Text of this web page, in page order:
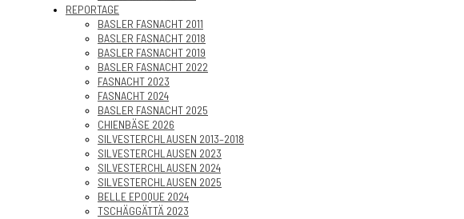
REPORTAGE
BASLER FASNACHT 2011
BASLER FASNACHT 2018
BASLER FASNACHT 2019
BASLER FASNACHT 2022
FASNACHT 2023
FASNACHT 2024
BASLER FASNACHT 2025
CHIENBÄSE 2026
SILVESTERCHLAUSEN 2013–2018
SILVESTERCHLAUSEN 2023
SILVESTERCHLAUSEN 2024
SILVESTERCHLAUSEN 2025
BELLE EPOQUE 2024
TSCHÄGGÄTTÄ 2023